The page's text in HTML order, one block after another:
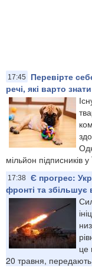
17:45
Перевірте
речі, які варто
мільйон підписників
17:38 Є прогрес:
фронті та збільшує
це
20 травня, передають